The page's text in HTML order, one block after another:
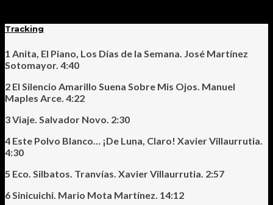
Tracking
1 Anita, El Piano, Los Días de la Semana. José Martínez
Sotomayor. 4:40
2 El Silencio Amarillo Suena Sobre Mis Ojos. Manuel
Maples Arce. 4:22
3 Viaje. Salvador Novo. 2:30
4 Este Polvo Blanco… ¡De Luna, Claro! Xavier Villaurrutia.
4:30
5 Eco. Silbatos. Tranvías. Xavier Villaurrutia. 2:57
6 Sinicuichi. Mario Mota Martínez. 14:12